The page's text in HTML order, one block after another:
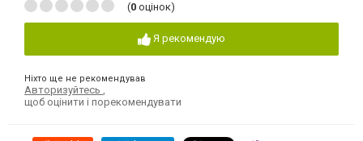
(0 оцінок)
Я рекомендую
Ніхто ще не рекомендував
Авторизуйтесь
щоб оцінити і порекомендувати